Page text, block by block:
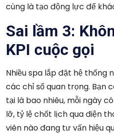
cùng là tạo động lực để
Sai lầm 3:
KPI cuộc gọi
Nhiều spa lắp đặt hệ thống
các chỉ số quan trọng. Bạn
tại là bao nhiêu, mỗi ngày
lỡ, tỷ lệ chốt lịch qua điện
viên nào đang tư vấn hiệu